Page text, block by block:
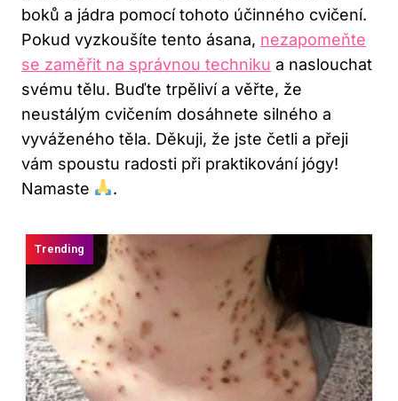
boků a jádra pomocí tohoto účinného cvičení.
Pokud vyzkoušíte tento ásana, nezapomeňte
se zaměřit na správnou techniku a naslouchat
svému tělu. Buďte trpěliví a věřte, že
neustálým cvičením dosáhnete silného a
vyváženého těla. Děkuji, že jste četli a přeji
vám spoustu radosti při praktikování jógy!
Namaste
.